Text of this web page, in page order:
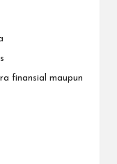
finansial
maupun